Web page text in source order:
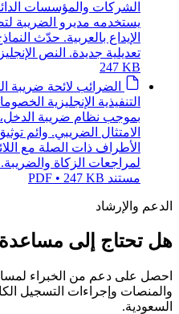
الشركات والمؤسسات
يستخدمه مديرو الضريبة
الإيداع بالعربية. حدّث
تعديلية جديدة. النص
247 KB
الضرائب لائحة ضريبة
التنفيذية الإنجليزية
بموجب نظام ضريبة
الامتثال الضريبي. وائم
الأطراف ذات الصلة مع
لمراجعات الزكاة
مستند PDF • 247 KB
الدعم والإرشاد
هل تحتاج إلى
احصل على دعم من الخبراء
والمنصات وإجراءات التسجيل
السعودية.